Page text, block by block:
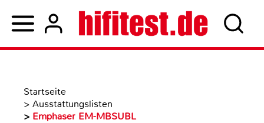
Startseite
> Ausstattungslisten
> Emphaser EM-MBSUBL